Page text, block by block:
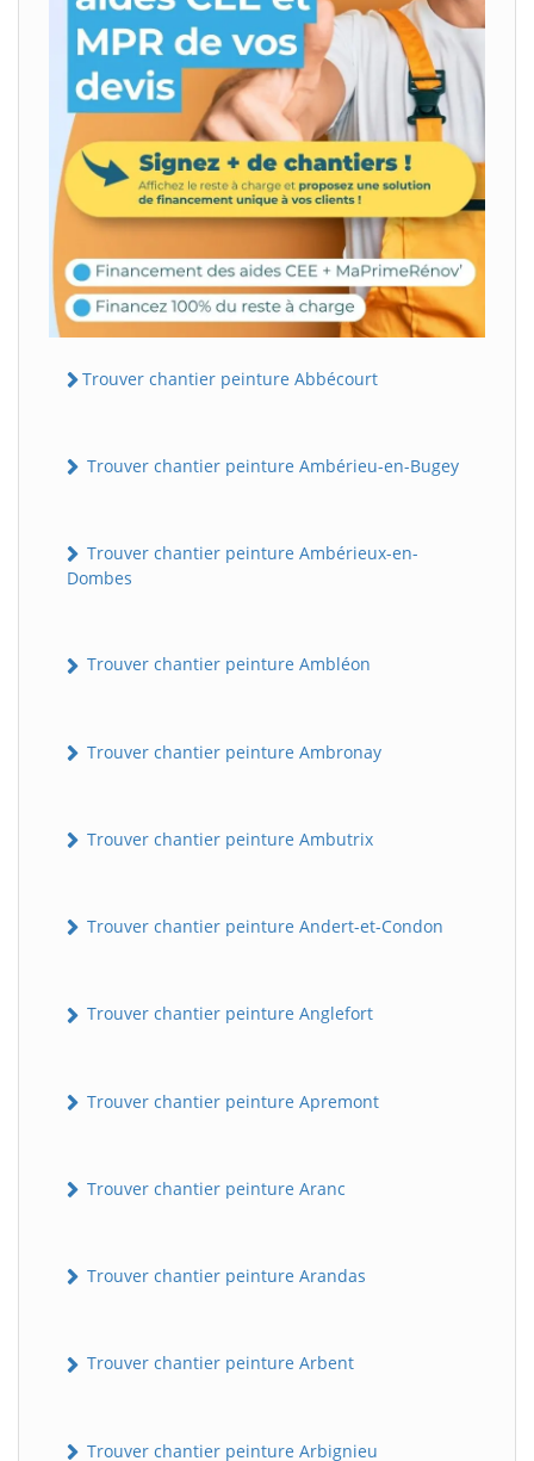
Trouver chantier peinture Abbécourt
Trouver chantier peinture Ambérieu-en-Bugey
Trouver chantier peinture Ambérieux-en-
Dombes
Trouver chantier peinture Ambléon
Trouver chantier peinture Ambronay
Trouver chantier peinture Ambutrix
Trouver chantier peinture Andert-et-Condon
Trouver chantier peinture Anglefort
Trouver chantier peinture Apremont
Trouver chantier peinture Aranc
Trouver chantier peinture Arandas
Trouver chantier peinture Arbent
Trouver chantier peinture Arbignieu